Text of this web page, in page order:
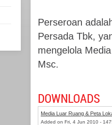
Perseroan
Persada Tbk,
mengelola
Msc.
DOWNLOADS
Media Luar Ruang & Peta
Added on Fri, 4 Jun 2010 -